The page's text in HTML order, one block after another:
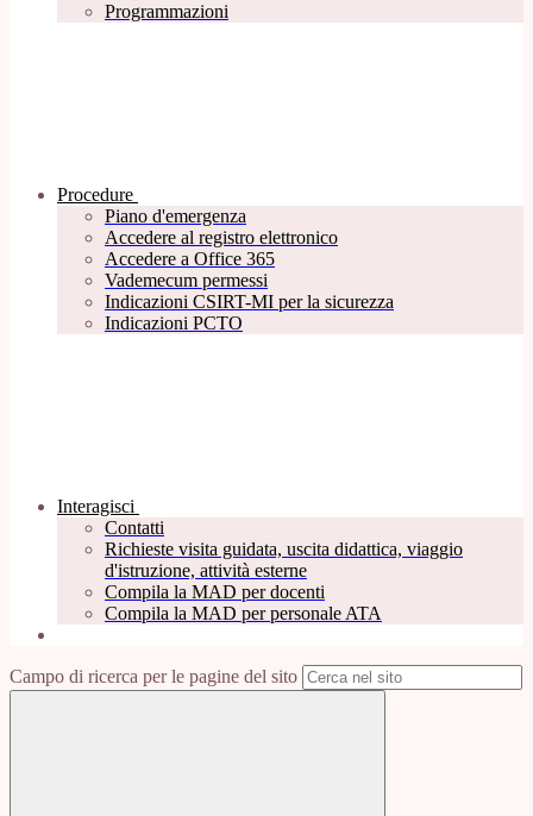
Programmazioni
Procedure
Piano d'emergenza
Accedere al registro elettronico
Accedere a Office 365
Vademecum permessi
Indicazioni CSIRT-MI per la sicurezza
Indicazioni PCTO
Interagisci
Contatti
Richieste visita guidata, uscita didattica, viaggio
d'istruzione, attività esterne
Compila la MAD per docenti
Compila la MAD per personale ATA
Campo di ricerca per le pagine del sito